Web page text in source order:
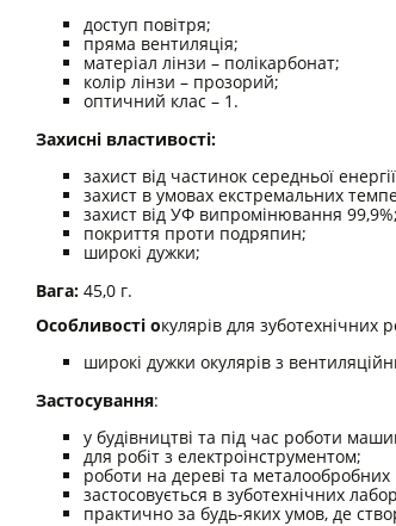
доступ повітря;
пряма вентиляція;
матеріал лінзи – полікарбонат;
колір лінзи – прозорий;
оптичний клас – 1.
Захисні властивості:
захист від частинок середньої
захист в умовах екстремальних
захист від УФ випромінювання 99,9%;
покриття проти подряпин;
широкі дужки;
Вага: 45,0 г.
Особливості окулярів для зуботехнічних
широкі дужки окулярів з
Застосування:
у будівництві та під час роботи
для робіт з електроінструментом;
роботи на дереві та металообробних
застосовується в зуботехнічних
практично за будь-яких умов, де